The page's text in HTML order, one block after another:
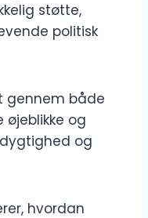
støtte,
politisk
gennem både
og
og
hvordan